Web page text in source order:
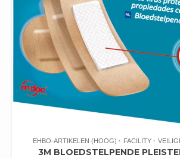
EHBO-ARTIKELEN (HOOG) FACILITY
3M BLOEDSTELPENDE